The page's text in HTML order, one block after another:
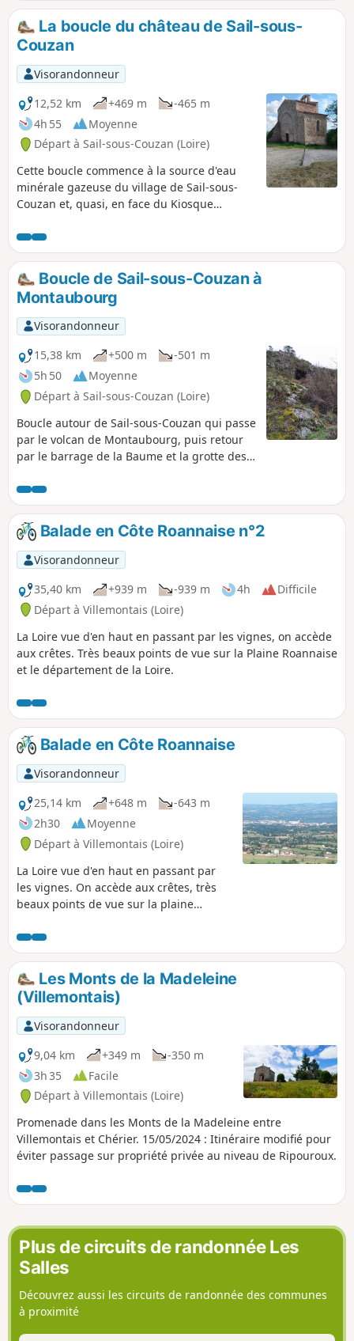
La boucle du château de Sail-sous-
Couzan
Visorandonneur
12,52 km
+469 m
-465 m
4h 55
Moyenne
Départ à Sail-sous-Couzan (Loire)
Cette boucle commence à la source d'eau
minérale gazeuse du village de Sail-sous-
Couzan et, quasi, en face du Kiosque
Principalement en forêt, l'itinéraire nous
amène jusqu'au château-fort, ainsi qu'à la
Chapelle Notre-Dame de Couzan.
Boucle de Sail-sous-Couzan à
Montaubourg
Visorandonneur
15,38 km
+500 m
-501 m
5h 50
Moyenne
Départ à Sail-sous-Couzan (Loire)
Boucle autour de Sail-sous-Couzan qui passe
par le volcan de Montaubourg, puis retour
par le barrage de la Baume et la grotte des
sur le Château de Sail.
Balade en Côte Roannaise n°2
Visorandonneur
35,40 km
+939 m -939 m 4h
Difficile
Départ à Villemontais (Loire)
La Loire vue d'en haut en passant par les vignes, on accède
aux crêtes. Très beaux points de vue sur la Plaine Roannaise
et le département de la Loire.
Balade en Côte Roannaise
Visorandonneur
25,14 km
+648 m
-643 m
2h30
Moyenne
Départ à Villemontais (Loire)
La Loire vue d'en haut en passant par
les vignes. On accède aux crêtes, très
beaux points de vue sur la plaine
Par beau temps on distingue nettement
la chaîne des Alpes.
Les Monts de la Madeleine
(Villemontais)
Visorandonneur
9,04 km
+349 m
-350 m
3h 35
Facile
Départ à Villemontais (Loire)
Promenade dans les Monts de la Madeleine entre
Villemontais et Chérier. 15/05/2024 : Itinéraire modifié pour
éviter passage sur propriété privée au niveau de Ripouroux.
Plus de circuits de randonnée Les
Salles
Découvrez aussi les circuits de randonnée des communes
à proximité